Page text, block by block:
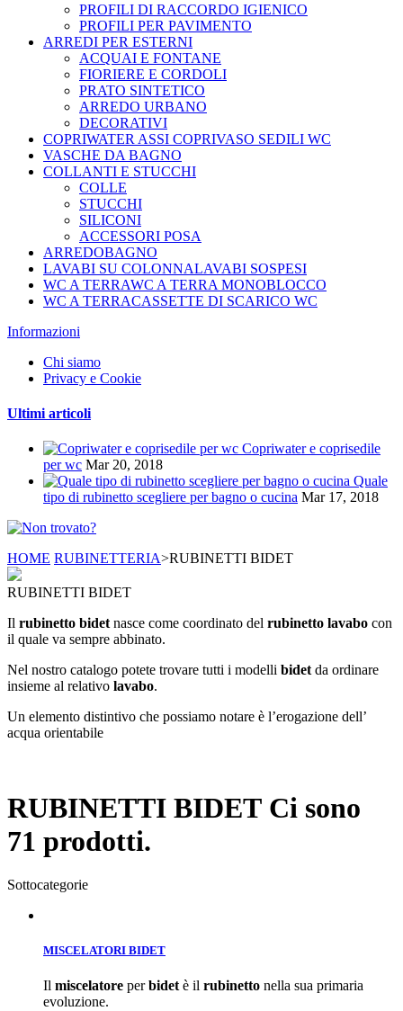
PROFILI DI RACCORDO IGIENICO
PROFILI PER PAVIMENTO
ARREDI PER ESTERNI
ACQUAI E FONTANE
FIORIERE E CORDOLI
PRATO SINTETICO
ARREDO URBANO
DECORATIVI
COPRIWATER ASSI COPRIVASO SEDILI WC
VASCHE DA BAGNO
COLLANTI E STUCCHI
COLLE
STUCCHI
SILICONI
ACCESSORI POSA
ARREDOBAGNO
LAVABI SU COLONNALAVABI SOSPESI
WC A TERRAWC A TERRA MONOBLOCCO
WC A TERRACASSETTE DI SCARICO WC
Informazioni
Chi siamo
Privacy e Cookie
Ultimi articoli
Copriwater e coprisedile
per wc Mar 20, 2018
Quale
tipo di rubinetto scegliere per bagno o cucina Mar 17, 2018
HOME RUBINETTERIA>RUBINETTI BIDET
RUBINETTI BIDET
Il rubinetto bidet nasce come coordinato del rubinetto lavabo con
il quale va sempre abbinato.
Nel nostro catalogo potete trovare tutti i modelli bidet da ordinare
insieme al relativo lavabo.
Un elemento distintivo che possiamo notare è l’erogazione dell’
acqua orientabile
RUBINETTI BIDET Ci sono
71 prodotti.
Sottocategorie
MISCELATORI BIDET
Il miscelatore perbidet è il rubinetto nella sua primaria
evoluzione.